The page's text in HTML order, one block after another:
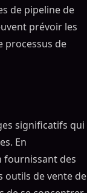
de pipeline de
prévoir les
processus de
significatifs qui
En
fournissant des
outils de vente de